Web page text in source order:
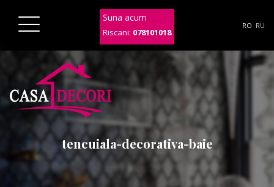
Suna acum
Riscani: 078101018
RO RU
tencuiala-decorativa-baie